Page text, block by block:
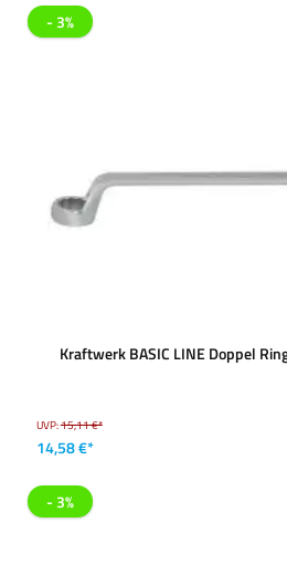
- 3%
Kraftwerk BASIC LINE Doppel
UVP:15,11 €*
14,58 €*
- 3%